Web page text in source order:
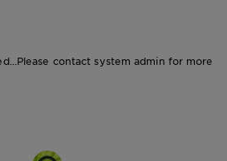
contact system admin for more